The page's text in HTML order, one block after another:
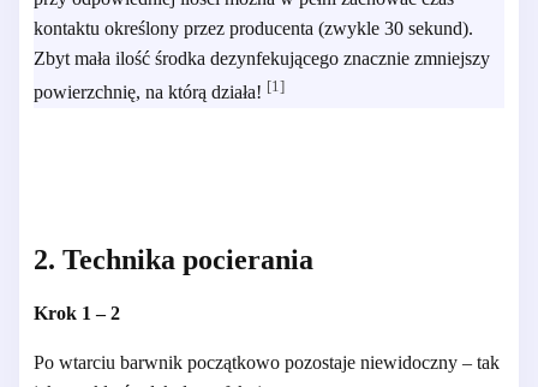
kontaktu określony przez producenta (zwykle 30 sekund).
Zbyt mała ilość środka dezynfekującego znacznie zmniejszy
powierzchnię, na którą działa! [1]
2. Technika pocierania
Krok 1 – 2
Po wtarciu barwnik początkowo pozostaje niewidoczny – tak